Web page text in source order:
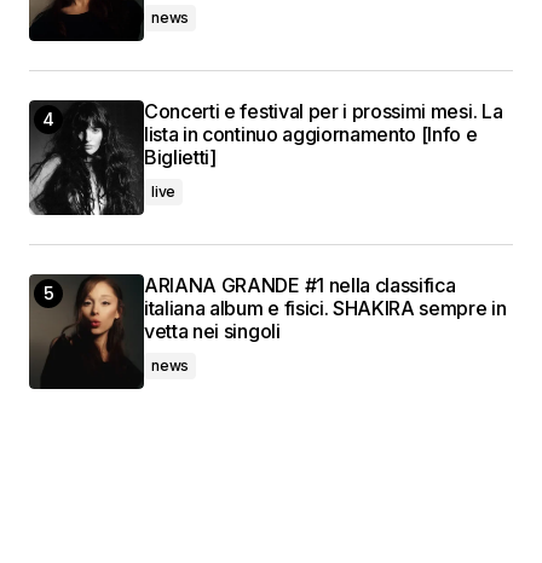
news
Concerti e festival per i prossimi mesi. La
lista in continuo aggiornamento [Info e
Biglietti]
live
ARIANA GRANDE #1 nella classifica
italiana album e fisici. SHAKIRA sempre in
vetta nei singoli
news